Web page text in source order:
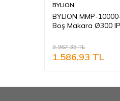
BYLION
BYLION MMP-
Boş Makara Ø300
3.967,33TL
1.586,93 TL